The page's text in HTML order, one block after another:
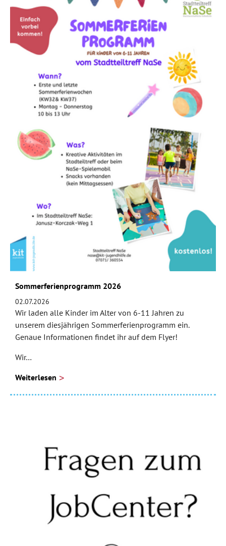
Sommerferienprogramm 2026
02.07.2026
Wir laden alle Kinder im Alter von 6-11 Jahren zu
unserem diesjährigen Sommerferienprogramm ein.
Genaue Informationen findet ihr auf dem Flyer!
Wir…
Weiterlesen